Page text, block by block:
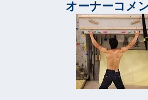
オーナーコメ